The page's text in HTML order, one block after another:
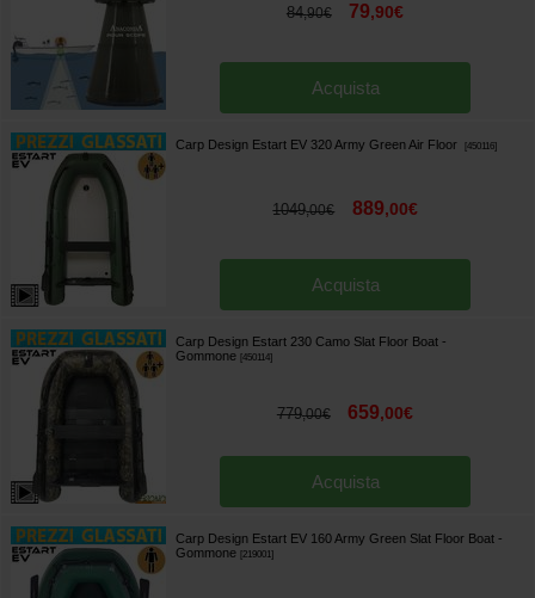
84,90€ 79,90€
Acquista
Carp Design Estart EV 320 Army Green Air Floor [450116]
1049,00€ 889,00€
Acquista
Carp Design Estart 230 Camo Slat Floor Boat -
Gommone [450114]
779,00€ 659,00€
Acquista
Carp Design Estart EV 160 Army Green Slat Floor Boat -
Gommone
219001]